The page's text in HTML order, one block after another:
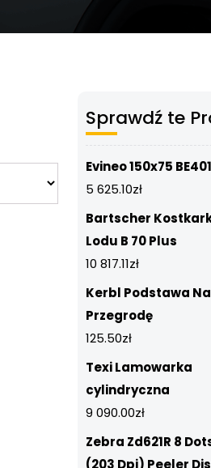
Sprawdź te
Evineo 150x75
5 625.10zł
Bartscher
Lodu B 70 Plus
10 817.11zł
Kerbl Podstawa Na
Przegrodę
125.50zł
Texi Lamowarka
cylindryczna
9 090.00zł
Zebra Zd621R 8
(203 Dpi) Peeler